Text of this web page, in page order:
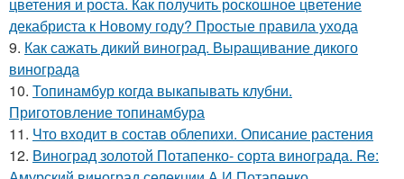
декабриста к Новому году? Простые правила ухода
9. Как сажать дикий виноград. Выращивание дикого
винограда
10. Топинамбур когда выкапывать клубни.
Приготовление топинамбура
11. Что входит в состав облепихи. Описание растения
12. Виноград золотой Потапенко- сорта винограда. Re: